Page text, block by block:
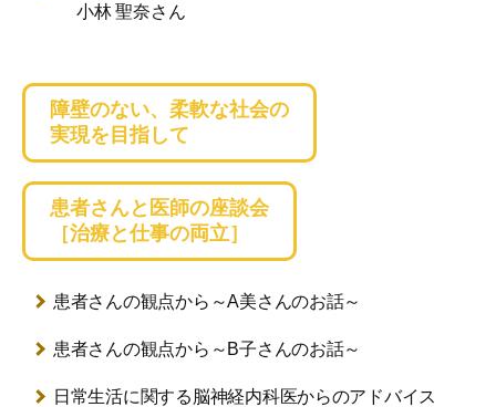
小林 聖奈さん
障壁のない、柔軟な社会の
実現を目指して
患者さんと医師の座談会
［治療と仕事の両立］
患者さんの観点から ～A美さんのお話～
患者さんの観点から ～B子さんのお話～
日常生活に関する 脳神経内科医からのアドバイス